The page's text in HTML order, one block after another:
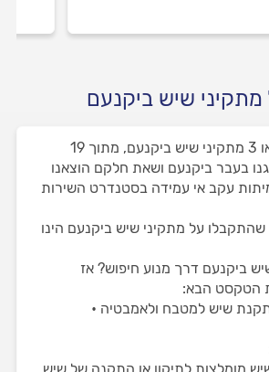
שיש ביקנעם
באתר שלנו תמצאו 3 מתקיני שיש ביקנעם, מתוך 19
בעבר ביקנעם ושאת חלקם הוצאנו
עקב אי עמידה בסטנדרט השירות
על מתקיני שיש ביקנעם הינו
ביקנעם דרך מנוע חיפוש? אז
הטקסט הבא:
שיש למטבח ולאמבטיה •